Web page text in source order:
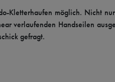
Kletterhaufen möglich. Nicht
verlaufenden Handseilen
gefragt.